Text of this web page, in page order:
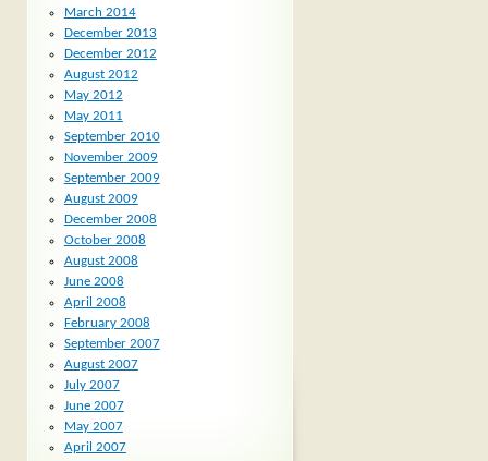
March 2014
December 2013
December 2012
August 2012
May 2012
May 2011
September 2010
November 2009
September 2009
August 2009
December 2008
October 2008
August 2008
June 2008
April 2008
February 2008
September 2007
August 2007
July 2007
June 2007
May 2007
April 2007